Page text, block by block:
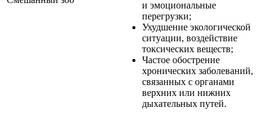
и эмоциональные
перегрузки;
Ухудшение экологической
ситуации, воздействие
токсических веществ;
Частое обострение
хронических заболеваний,
связанных с органами
верхних или нижних
дыхательных путей.